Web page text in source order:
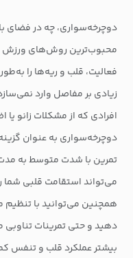
دوچرخه‌سواری، چه در فضای
محبوب‌ترین روش‌های ورزش
فعالیت، قلب و ریه‌ها را
زیادی بر مفاصل وارد
افرادی که از مشکلات زانو یا
دوچرخه‌سواری به عنوان
می‌تواند استقامت قلبی
همچنین می‌توانید با تنظیم
دهید و حتی تمرینات
بیشتر عملکرد قلب و تنفس